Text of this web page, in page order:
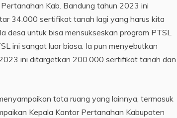
Kab. Bandung tahun 2023 ini
34.000 sertifikat tanah lagi yang harus kita
desa untuk bisa mensukseskan program PTSL
ini sangat luar biasa. Ia pun menyebutkan
ini ditargetkan 200.000 sertifikat tanah dan
tata ruang yang lainnya, termasuk
Kepala Kantor Pertanahan Kabupaten